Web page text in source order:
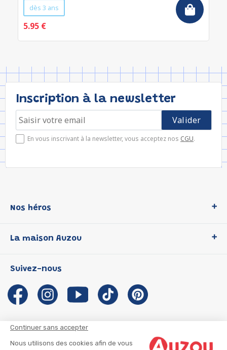
Continuer sans accepter
Nous utilisons des cookies afin de vous
dès 3 ans
5.95 €
Inscription à la newsletter
En vous inscrivant à la newsletter, vous acceptez nos CGU.
Nos héros
P'tit Loup
Les Influenceuses
Migali
Petite Taupe
La maison Auzou
Notre histoire
Auzou s'engage
Auteurs et illustrateurs Auzou
Suivez-nous